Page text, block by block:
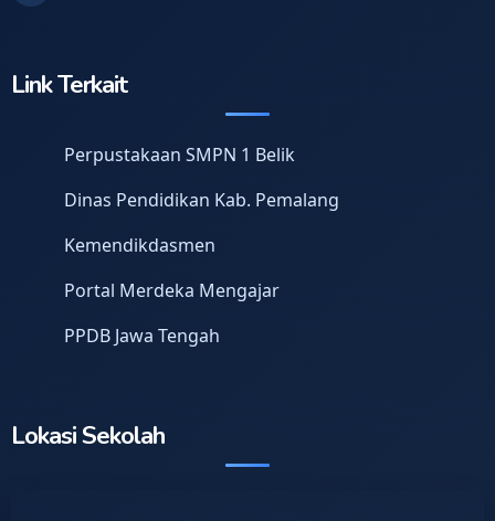
Link Terkait
Perpustakaan SMPN 1 Belik
Dinas Pendidikan Kab. Pemalang
Kemendikdasmen
Portal Merdeka Mengajar
PPDB Jawa Tengah
Lokasi Sekolah